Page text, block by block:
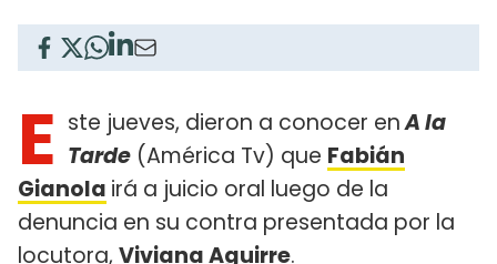
E ste jueves, dieron a conocer enA la
Tarde (América Tv) que Fabián
Gianola irá a juicio oral luego de la
denuncia en su contra presentada por la
locutora, Viviana Aguirre.